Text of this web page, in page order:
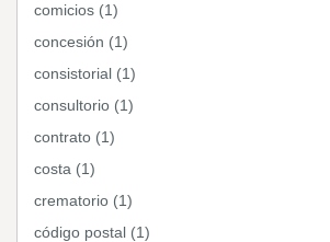
comicios (1)
concesión (1)
consistorial (1)
consultorio (1)
contrato (1)
costa (1)
crematorio (1)
código postal (1)